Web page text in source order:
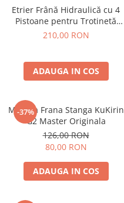
Etrier Frână Hidraulică cu 4
Pistoane pentru Trotinetă
Electrică (Dreapta-Spate) –
210,00 RON
ADAUGA IN COS
-37%
Maneta Frana Stanga KuKirin
G2 Master Originala
126,00 RON
80,00 RON
ADAUGA IN COS